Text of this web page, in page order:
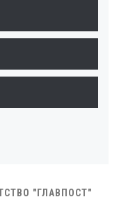
"ГЛАВПОСТ"